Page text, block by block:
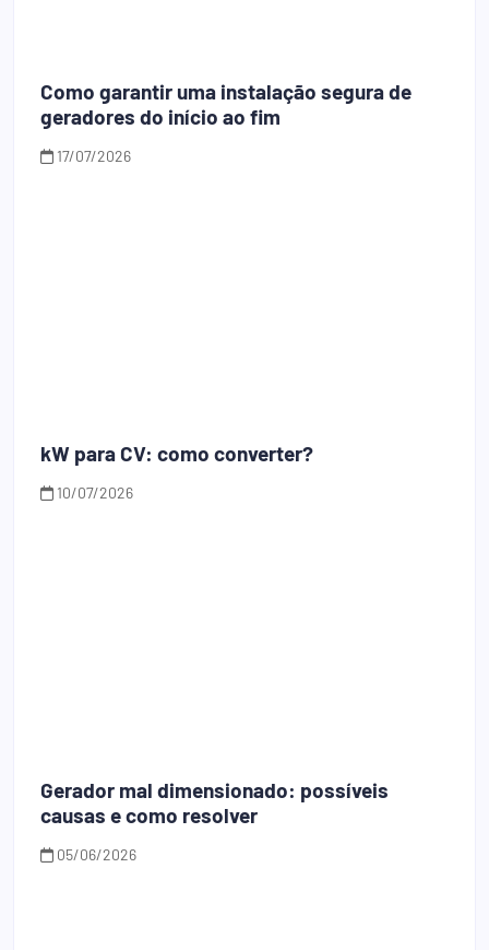
Como garantir uma instalação segura de
geradores do início ao fim
17/07/2026
kW para CV: como converter?
10/07/2026
Gerador mal dimensionado: possíveis
causas e como resolver
05/06/2026